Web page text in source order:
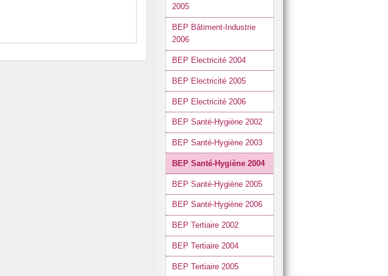
2005
BEP Bâtiment-Industrie
2006
BEP Electricité 2004
BEP Electricité 2005
BEP Electricité 2006
BEP Santé-Hygiène 2002
BEP Santé-Hygiène 2003
BEP Santé-Hygiène 2004
BEP Santé-Hygiène 2005
BEP Santé-Hygiène 2006
BEP Tertiaire 2002
BEP Tertiaire 2004
BEP Tertiaire 2005